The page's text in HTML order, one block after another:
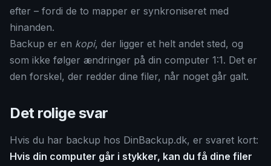
efter – fordi de to mapper er synkroniseret med
hinanden.
Backup er en kopi, der ligger et helt andet sted, og
som ikke følger ændringer på din computer 1:1. Det er
den forskel, der redder dine filer, når noget går galt.
Det rolige svar
Hvis du har backup hos DinBackup.dk, er svaret kort:
Hvis din computer går i stykker, kan du få dine filer